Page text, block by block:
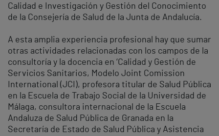
Calidad e Investigación y Gestión del Conocimiento
de la Consejería de Salud de la Junta de Andalucía.
A esta amplia experiencia profesional hay que sumar
otras actividades relacionadas con los campos de la
consultoría y la docencia en ‘Calidad y Gestión de
Servicios Sanitarios, Modelo Joint Comission
International (JCI), profesora titular de Salud Pública
en la Escuela de Trabajo Social de la Universidad de
Málaga, consultora internacional de la Escuela
Andaluza de Salud Pública de Granada en la
Secretaría de Estado de Salud Pública y Asistencia